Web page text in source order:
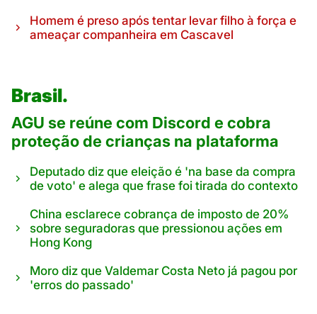
Homem é preso após tentar levar filho à força e
ameaçar companheira em Cascavel
Brasil.
AGU se reúne com Discord e cobra
proteção de crianças na plataforma
Deputado diz que eleição é 'na base da compra
de voto' e alega que frase foi tirada do contexto
China esclarece cobrança de imposto de 20%
sobre seguradoras que pressionou ações em
Hong Kong
Moro diz que Valdemar Costa Neto já pagou por
'erros do passado'